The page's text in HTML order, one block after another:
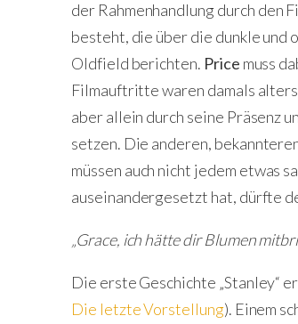
der Rahmenhandlung durch den
besteht, die über die dunkle und
Oldfield berichten. Price muss
Filmauftritte waren damals
aber allein durch seine Präsenz
setzen. Die anderen,
müssen auch nicht jedem etwas
auseinandergesetzt hat, dürfte
„Grace, ich hätte dir Blumen
Die erste Geschichte „Stanley“
Die letzte Vorstellung). Einem